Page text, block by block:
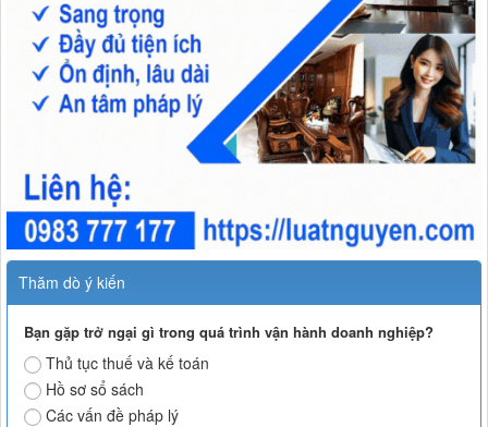
Thăm dò ý kiến
Bạn gặp trở ngại gì trong quá trình vận hành doanh nghiệp?
Thủ tục thuế và kế toán
Hồ sơ sổ sách
Các vấn đề pháp lý